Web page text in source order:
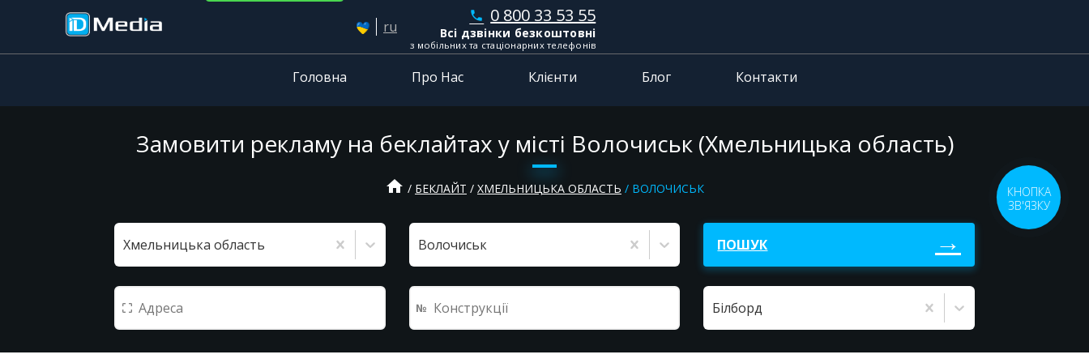
ru
phone 0 800 33 53 55
Всі дзвінки безкоштовні
з мобільних та стаціонарних телефонів
Головна Про Нас Клієнти Блог Контакти
Замовити рекламу на беклайтах у місті Волочиськ (Хмельницька область)
home БЕКЛАЙТ ХМЕЛЬНИЦЬКА ОБЛАСТЬ ВОЛОЧИСЬК
Хмельницька область Волочиськ
Білборд
ПОШУК
КНОПКА
ЗВ'ЯЗКУ